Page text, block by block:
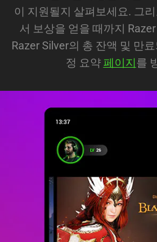
이 지원될지 살펴보세요. 그
서 보상을 얻을 때까지
Razer Silver의 총 잔액 및 만
정 요약페이지를